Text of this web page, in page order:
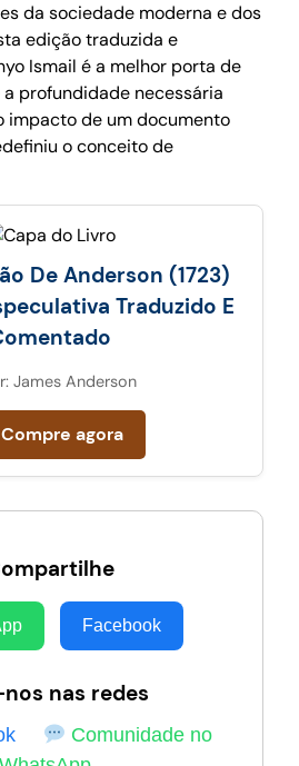
da sociedade moderna e dos
edição traduzida e
Ismail é a melhor porta de
profundidade necessária
impacto de um documento
o conceito de
De Anderson (1723)
Traduzido E
James Anderson
Compre agora
Facebook
nos nas redes
Comunidade no